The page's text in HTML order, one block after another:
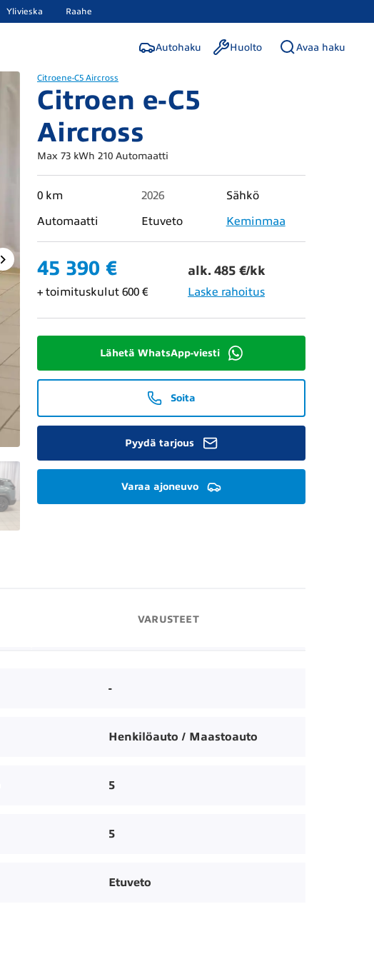
Ylivieska Raahe
Autohaku Huolto Avaa haku
Citroene-C5 Aircross
Citroen e-C5
Aircross
Max 73 kWh 210 Automaatti
0 km 2026
Sähkö
Automaatti
Etuveto Keminmaa
45 390 € alk. 485 €/kk
+ toimituskulut 600 € Laske rahoitus
Lähetä WhatsApp-viesti
Soita
Pyydä tarjous
Varaa ajoneuvo
VARUSTEET
-
Henkilöauto / Maastoauto
5
5
Etuveto